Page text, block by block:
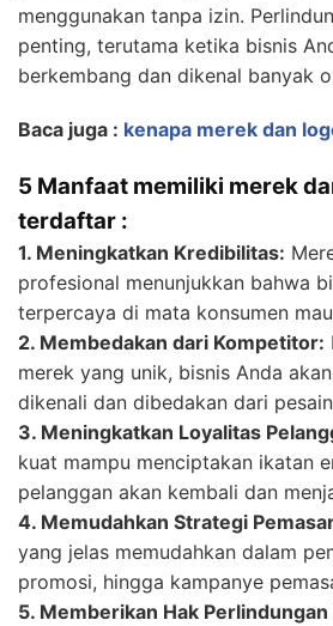
menggunakan tanpa izin.
penting, terutama ketika bisnis
berkembang dan dikenal banyak
Baca juga : kenapa merek dan
5 Manfaat memiliki merek
terdaftar :
1. Meningkatkan Kredibilitas:
profesional menunjukkan bahwa
terpercaya di mata konsumen
2. Membedakan dari Kompetitor:
merek yang unik, bisnis Anda
dikenali dan dibedakan dari
3. Meningkatkan Loyalitas
kuat mampu menciptakan ikatan
pelanggan akan kembali dan
4. Memudahkan Strategi
yang jelas memudahkan dalam
promosi, hingga kampanye
5. Memberikan Hak